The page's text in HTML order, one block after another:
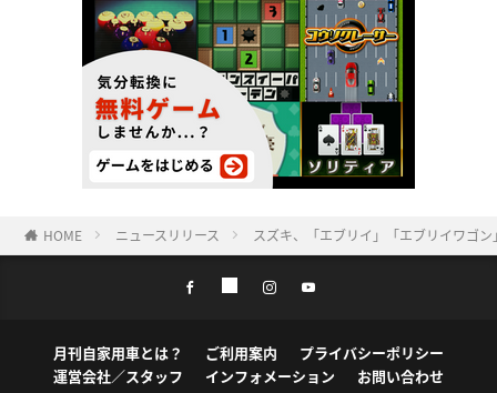
HOME ニュースリリース スズキ、「エブリイ」「エブリイワゴ
月刊自家用車とは？ ご利用案内
プライバシーポリシー
運営会社／スタッフ
インフォメーション お問い合わせ